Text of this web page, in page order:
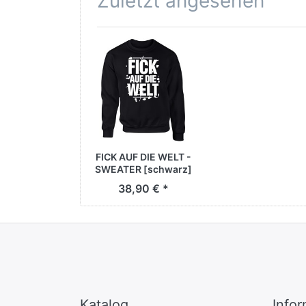
FICK AUF DIE WELT -
SWEATER [schwarz]
38,90 € *